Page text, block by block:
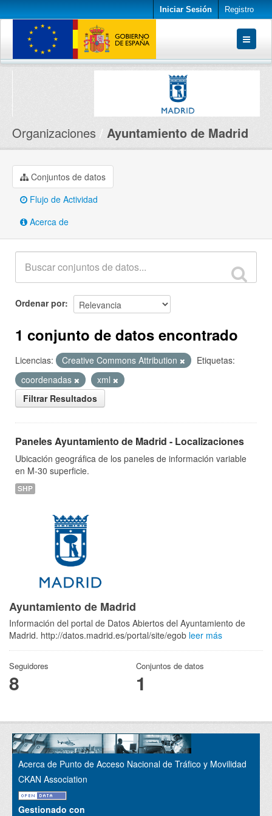
Iniciar Sesión Registro
Conjuntos de datos
Organizaciones Ayuntamiento de Madrid
Conjuntos de datos
Flujo de Actividad
Acerca de
Ordenar por
1 conjunto de datos encontrado
Licencias: Creative Commons Attribution
Etiquetas:
coordenadas
xml
Filtrar Resultados
Paneles Ayuntamiento de Madrid - Localizaciones
Ubicación geográfica de los paneles de información variable
en M-30 superficie.
SHP
Ayuntamiento de Madrid
Información del portal de Datos Abiertos del Ayuntamiento de
Madrid. http://datos.madrid.es/portal/site/egob leer más
Seguidores
8
Conjuntos de datos
1
Acerca de Punto de Acceso Nacional de Tráfico y Movilidad
CKAN Association
Gestionado con